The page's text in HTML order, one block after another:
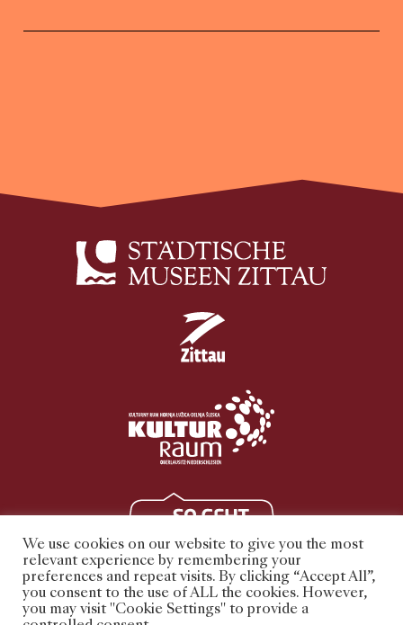
We use cookies on our website to give you the most
relevant experience by remembering your
preferences and repeat visits. By clicking “Accept All”,
you consent to the use of ALL the cookies. However,
you may visit "Cookie Settings" to provide a